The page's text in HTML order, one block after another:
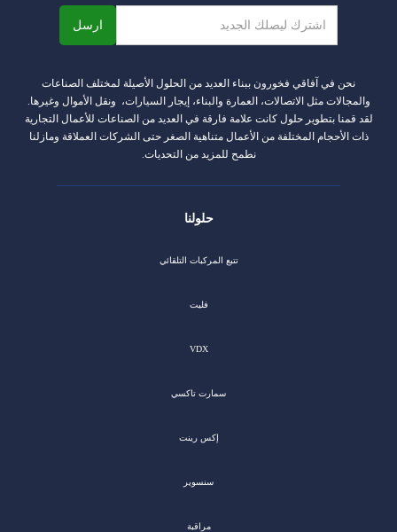
نحن في آفاقي فخورون ببناء العديد من الحلول الأصيلة لمختلف الصناعات
والمجالات مثل الاتصالات، العمارة والبناء، إيجار السيارات، ونقل الأموال وغيرها.
لقد قمنا بتطوير حلول كانت علامة فارقة في العديد من الصناعات للأعمال التجارية
ذات الأحجام المختلفة من الأعمال متناهية الصغر حتى الشركات العملاقة ومازلنا
نطمح للمزيد من التحديات.
حلولنا
تتبع المركبات التلقائي
فليت
VDX
سمارت تاكسي
إكس رينت
سنسوير
مراقبة